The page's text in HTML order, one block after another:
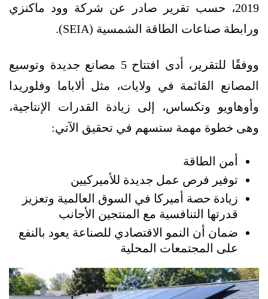
2019، حسب تقرير صادر عن شركة وود ماكنزي
ورابطة صناعات الطاقة الشمسية (SEIA).
ووفقًا للتقرير، أدى افتتاح 5 مصانع جديدة وتوسيع
المصانع القائمة في ولايات، مثل ألاباما وفلوريدا
وأوهاويو وتكساس، إلى زيادة القدرات الإنتاجية،
وهى خطوة مهمة ستسهم في تحقيق الآتي:
أمن الطاقة
توفير فرص عمل جديدة للأميركيين
زيادة حصة أميركا في السوق العالمية وتعزيز
قدرتها التنافسية مع المنتجين الأجانب
ضمان أن النمو الاقتصادي للصناعة يعود بالنفع
على المجتمعات المحلية